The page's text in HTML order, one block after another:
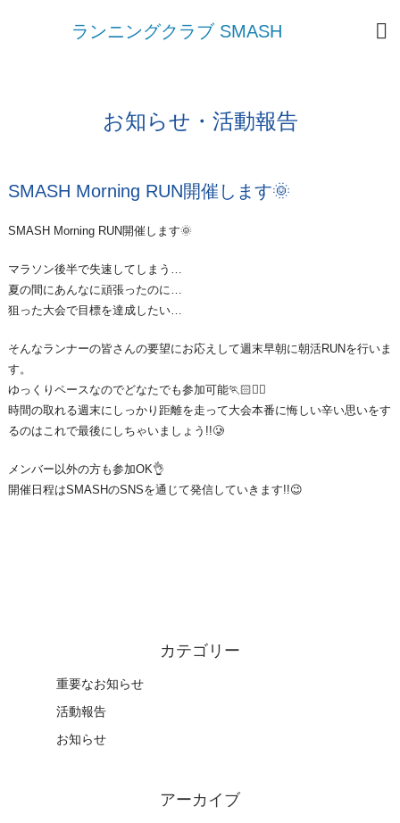
ランニングクラブ SMASH
お知らせ・活動報告
SMASH Morning RUN開催します🌞
SMASH Morning RUN開催します🌞
マラソン後半で失速してしまう…
夏の間にあんなに頑張ったのに…
狙った大会で目標を達成したい…
そんなランナーの皆さんの要望にお応えして週末早朝に朝活RUNを行いま
す。
ゆっくりペースなのでどなたでも参加可能🏃🏻🏃‍♀️
時間の取れる週末にしっかり距離を走って大会本番に悔しい辛い思いをす
るのはこれで最後にしちゃいましょう!!🥲
メンバー以外の方も参加OK👌
開催日程はSMASHのSNSを通じて発信していきます!!😉
カテゴリー
重要なお知らせ
活動報告
お知らせ
アーカイブ